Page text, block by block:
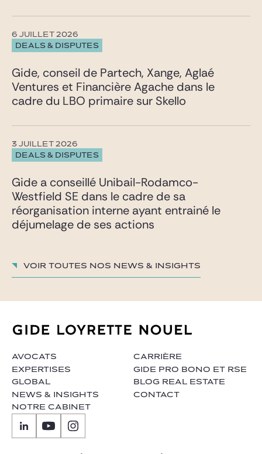
DEALS & DISPUTES
6 JUILLET 2026
Gide, conseil de Partech, Xange, Aglaé
Ventures et Financière Agache dans le
cadre du LBO primaire sur Skello
DEALS & DISPUTES
3 JUILLET 2026
Gide a conseillé Unibail-Rodamco-
Westfield SE dans le cadre de sa
réorganisation interne ayant entrainé le
déjumelage de ses actions
Voir toutes nos News & insights
AVOCATS
EXPERTISES
GLOBAL
NEWS & INSIGHTS
NOTRE CABINET
CARRIÈRE
GIDE PRO BONO ET RSE
BLOG REAL ESTATE
CONTACT